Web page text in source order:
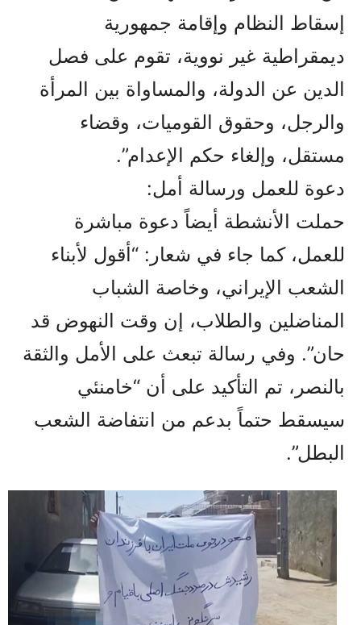
إسقاط النظام وإقامة جمهورية
ديمقراطية غير نووية، تقوم على فصل
الدين عن الدولة، والمساواة بين المرأة
والرجل، وحقوق القوميات، وقضاء
مستقل، وإلغاء حكم الإعدام”.
دعوة للعمل ورسالة أمل:
حملت الأنشطة أيضاً دعوة مباشرة
للعمل، كما جاء في شعار: “أقول لأبناء
الشعب الإيراني، وخاصة الشباب
المناضلين والطلاب، إن وقت النهوض قد
حان”. وفي رسالة تبعث على الأمل والثقة
بالنصر، تم التأكيد على أن “خامنئي
سيسقط حتماً بدعم من انتفاضة الشعب
البطل”.